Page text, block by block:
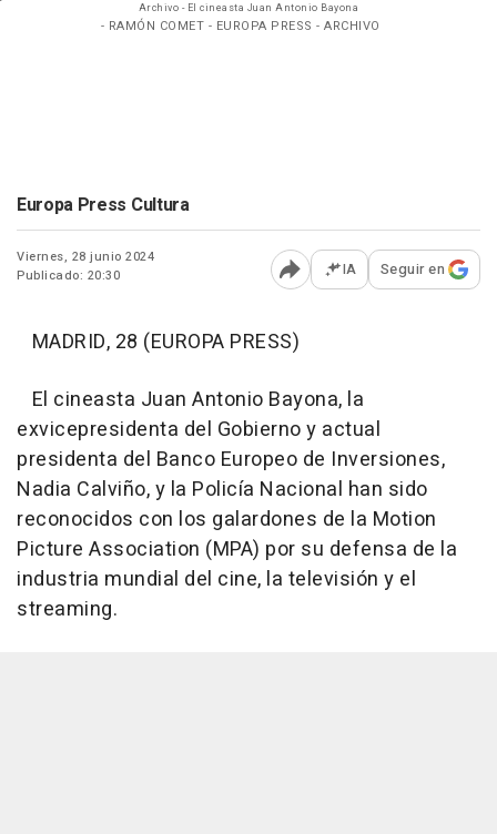
Archivo - El cineasta Juan Antonio Bayona
- RAMÓN COMET - EUROPA PRESS - ARCHIVO
Europa Press Cultura
Viernes, 28 junio 2024
Publicado: 20:30
Abrir opciones para
IA Seguir en
MADRID, 28 (EUROPA PRESS)
El cineasta Juan Antonio Bayona, la
exvicepresidenta del Gobierno y actual
presidenta del Banco Europeo de Inversiones,
Nadia Calviño, y la Policía Nacional han sido
reconocidos con los galardones de la Motion
Picture Association (MPA) por su defensa de la
industria mundial del cine, la televisión y el
streaming.